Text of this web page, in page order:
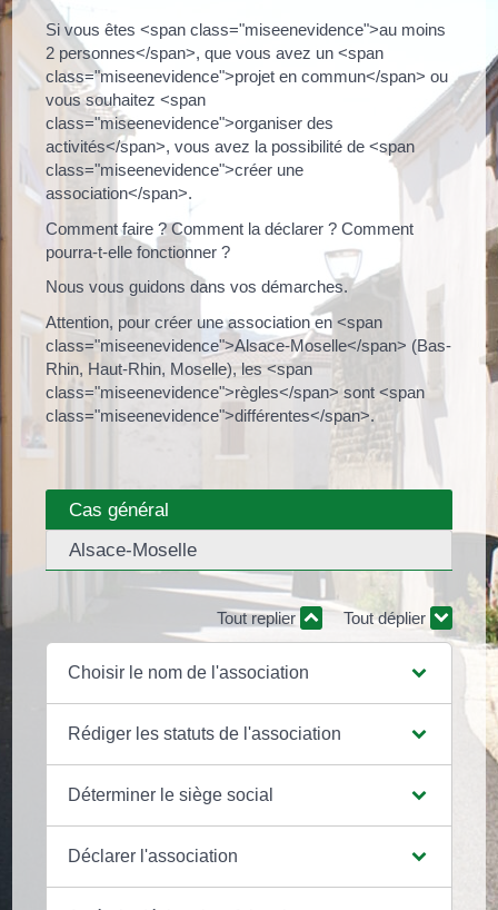
Si vous êtes <span class="miseenevidence">au moins
2 personnes</span>, que vous avez un <span
class="miseenevidence">projet en commun</span> ou
vous souhaitez <span
class="miseenevidence">organiser des
activités</span>, vous avez la possibilité de <span
class="miseenevidence">créer une
association</span>.
Comment faire ? Comment la déclarer ? Comment
pourra-t-elle fonctionner ?
Nous vous guidons dans vos démarches.
Attention, pour créer une association en <span
class="miseenevidence">Alsace-Moselle</span> (Bas-
Rhin, Haut-Rhin, Moselle), les <span
class="miseenevidence">règles</span> sont <span
class="miseenevidence">différentes</span>.
Cas général
Alsace-Moselle
Tout replier Tout déplier
Choisir le nom de l'association
Rédiger les statuts de l'association
Déterminer le siège social
Déclarer l'association